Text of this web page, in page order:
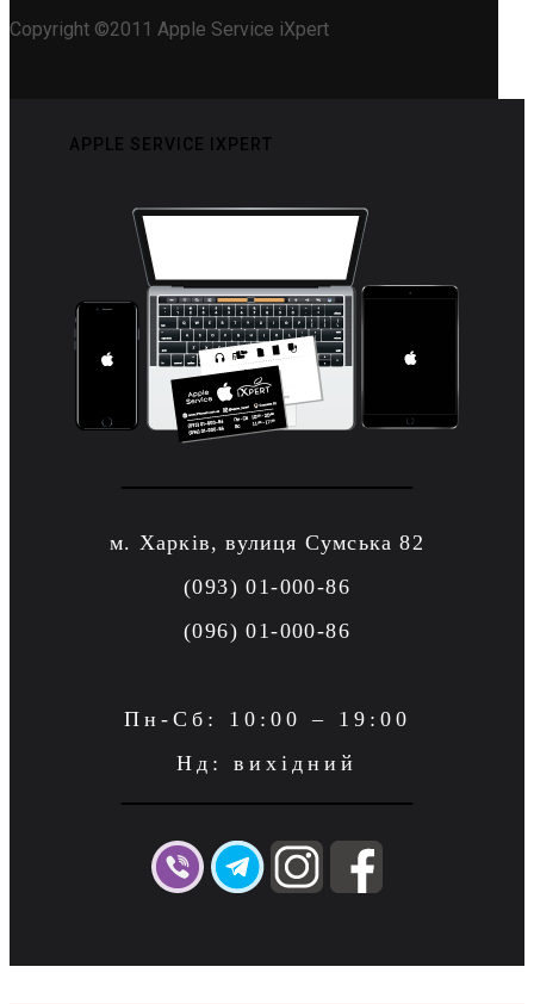
Copyright ©2011 Apple Service iXpert
APPLE SERVICE IXPERT
м. Харків, вулиця Сумська 82
(093) 01-000-86
(096) 01-000-86
Пн-Сб: 10:00 – 19:00
Нд: вихідний